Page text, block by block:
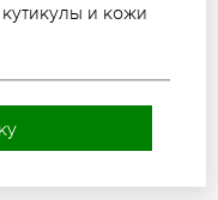
и кожи